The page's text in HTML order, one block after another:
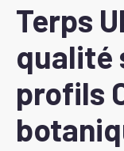
Terps
qualité
profils